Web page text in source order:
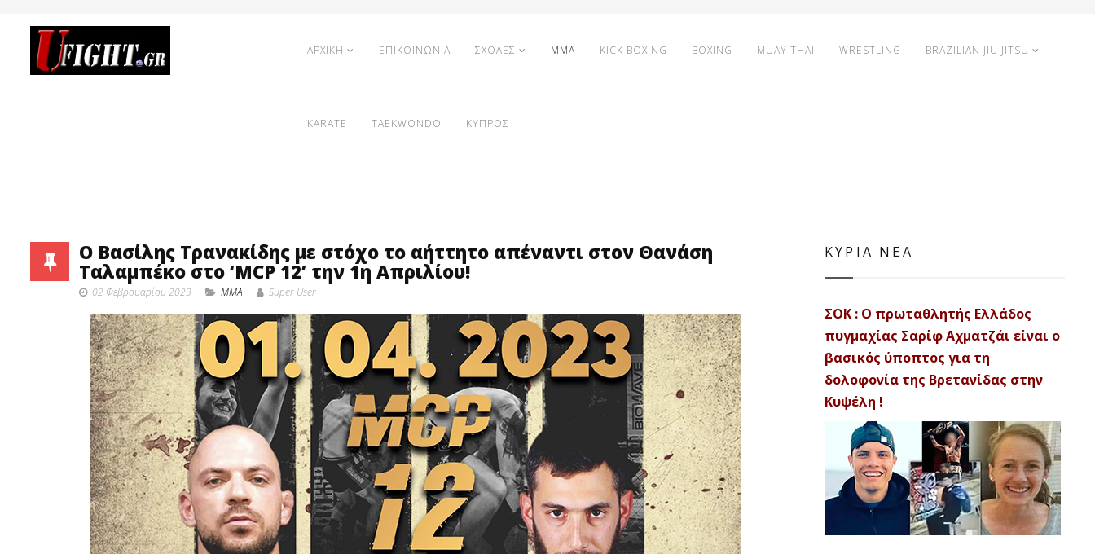
ΑΡΧΙΚΗ ΕΠΙΚΟΙΝΩΝΙΑ ΣΧΟΛΕΣ MMA KICK BOXING BOXING MUAY THAI WRESTLING BRAZILIAN JIU JITSU
KARATE TAEKWONDO ΚΥΠΡΟΣ
Ο Βασίλης Τρανακίδης με στόχο το αήττητο απέναντι στον Θανάση
Ταλαμπέκο στο ‘MCP 12’ την 1η Απριλίου!
02 Φεβρουαρίου 2023 MMA Super User
ΚΥΡΙΑ ΝΕΑ
ΣΟΚ : Ο πρωταθλητής Ελλάδος
πυγμαχίας Σαρίφ Αχματζάι είναι ο
βασικός ύποπτος για τη
δολοφονία της Βρετανίδας στην
Κυψέλη !